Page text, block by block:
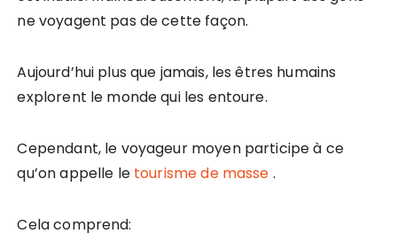
ne voyagent pas de cette façon.
Aujourd’hui plus que jamais, les êtres humains
explorent le monde qui les entoure.
Cependant, le voyageur moyen participe à ce
qu’on appelle le tourisme de masse .
Cela comprend: